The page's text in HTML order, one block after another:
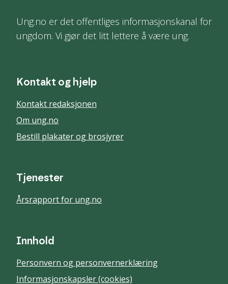
Ung.no er det offentliges informasjonskanal for
ungdom. Vi gjør det litt lettere å være ung.
Kontakt og hjelp
Kontakt redaksjonen
Om ung.no
Bestill plakater og brosjyrer
Tjenester
Årsrapport for ung.no
Innhold
Personvern og personvernerklæring
Informasjonskapsler (cookies)